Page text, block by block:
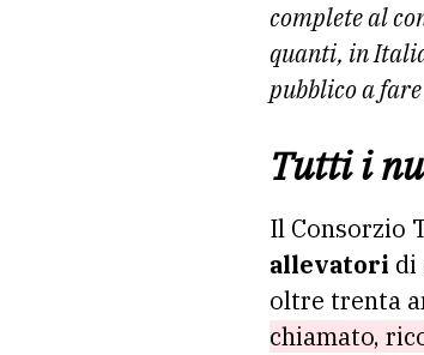
complete al
quanti, in
pubblico a
Tutti i
Il Consorzio
allevatori di
oltre trenta
chiamato,